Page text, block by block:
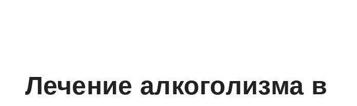
Лечение алкоголизма в